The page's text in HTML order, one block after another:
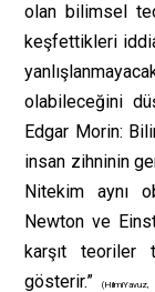
olan bilimsel
keşfettikleri
olabileceğini
Edgar Morin:
insan zihninin
Nitekim aynı
Newton ve
karşıt teoriler
gösterir.”